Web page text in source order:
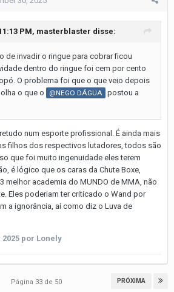
PM, masterblaster disse:
de invadir o ringue para cobrar ficou
dentro do ringue foi cem por cento
O problema foi que o que veio depois
o que o
@NEGO DÁGUA postou a
num esporte profissional. É ainda mais
filhos dos respectivos lutadores, todos são
que foi muito ingenuidade eles terem
é lógico que os caras da Chute Boxe,
melhor academia do MUNDO de MMA, não
Eles poderiam ter criticado o Wand por
a ignorância, aí como diz o Luva de
por Lonely
PRÓXIMA
Página 33 de 50